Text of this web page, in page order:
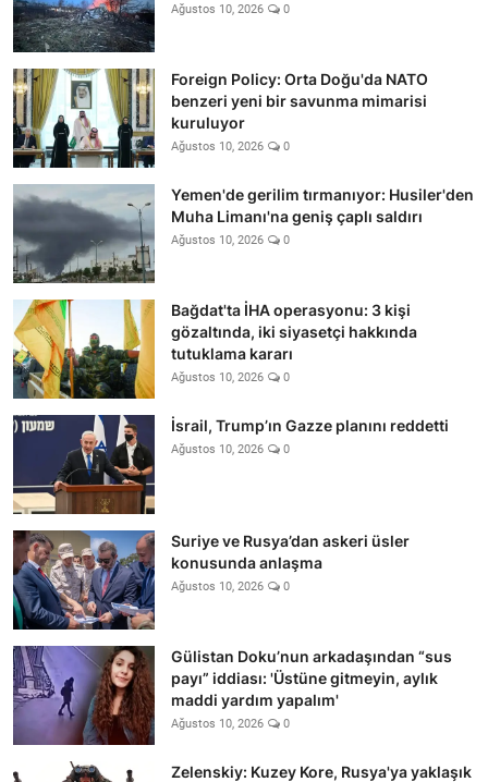
Ağustos 10, 2026 0
Foreign Policy: Orta Doğu'da NATO
benzeri yeni bir savunma mimarisi
kuruluyor
Ağustos 10, 2026 0
Yemen'de gerilim tırmanıyor: Husiler'den
Muha Limanı'na geniş çaplı saldırı
Ağustos 10, 2026 0
Bağdat'ta İHA operasyonu: 3 kişi
gözaltında, iki siyasetçi hakkında
tutuklama kararı
Ağustos 10, 2026 0
İsrail, Trump’ın Gazze planını reddetti
Ağustos 10, 2026 0
Suriye ve Rusya’dan askeri üsler
konusunda anlaşma
Ağustos 10, 2026 0
Gülistan Doku’nun arkadaşından “sus
payı” iddiası: 'Üstüne gitmeyin, aylık
maddi yardım yapalım'
Ağustos 10, 2026 0
Zelenskiy: Kuzey Kore, Rusya'ya yaklaşık